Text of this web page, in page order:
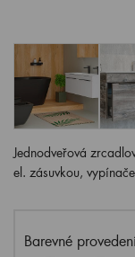
Jednodveřová
el. zásuvkou,
Barevné